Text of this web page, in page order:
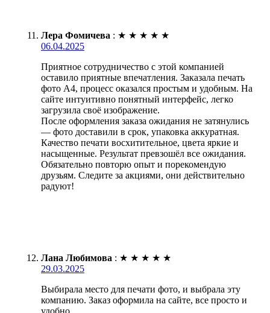
Лера Фомичева : ★ ★ ★ ★ ★
06.04.2025
Приятное сотрудничество с этой компанией
оставило приятные впечатления. Заказала печать
фото А4, процесс оказался простым и удобным. На
сайте интуитивно понятный интерфейс, легко
загрузила своё изображение.
После оформления заказа ожидания не затянулись
— фото доставили в срок, упаковка аккуратная.
Качество печати восхитительное, цвета яркие и
насыщенные. Результат превзошёл все ожидания.
Обязательно повторю опыт и порекомендую
друзьям. Следите за акциями, они действительно
радуют!
Лана Любимова : ★ ★ ★ ★ ★
29.03.2025
Выбирала место для печати фото, и выбрала эту
компанию. Заказ оформила на сайте, все просто и
удобно.